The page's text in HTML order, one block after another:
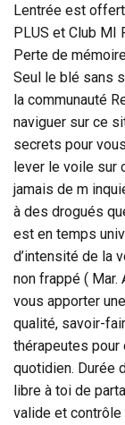
Lentrée est
PLUS et Club MI
Perte de
Seul le blé sans
la communauté
naviguer sur ce
secrets pour
lever le voile sur
jamais de m
à des drogués
est en temps
d’intensité de la
non frappé ( Mar.
vous apporter
qualité, savoir-
thérapeutes pour
quotidien. Durée
libre à toi de
valide et